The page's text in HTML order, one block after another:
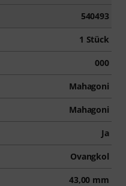
540493
1 Stück
000
Mahagoni
Mahagoni
Ja
Ovangkol
43,00 mm